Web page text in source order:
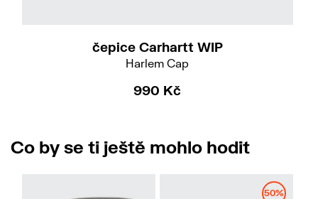
čepice Carhartt WIP
Harlem Cap
990 Kč
Co by se ti ještě mohlo hodit
50%